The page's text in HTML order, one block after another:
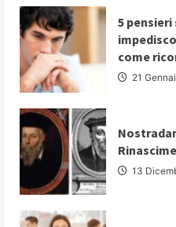
PARLARE
IN
PUBBLICO:
strategie
fondamentali
comunicare
autorevolezza
e
convincere
il
proprio
pubblico
5
come
21
13